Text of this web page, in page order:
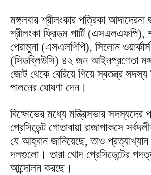
মঙ্গলবার শ্রীলংকার পত্রিকা আদাদেরনা
শ্রীলংকা ফ্রিডম পার্টি (এসএলএফপি),
পেরামুনা (এসএলপিপি), সিলোন
(সিডব্লিউসি) ৪২ জন আইনপ্রণেতা
জোট থেকে বেরিয়ে গিয়ে স্বতন্ত্র সদস্য
পালনের ঘোষণা দেন।
বিক্ষোভের মধ্যে মন্ত্রিসভার সদস্যদের
প্রেসিডেন্ট গোতাবায়া রাজাপাকসে
যে আহ্বান জানিয়েছে, তাও প্রত্যাখ্যান
দলগুলো। তারা খোদ প্রেসিডেন্টের
আন্দোলন করছে।